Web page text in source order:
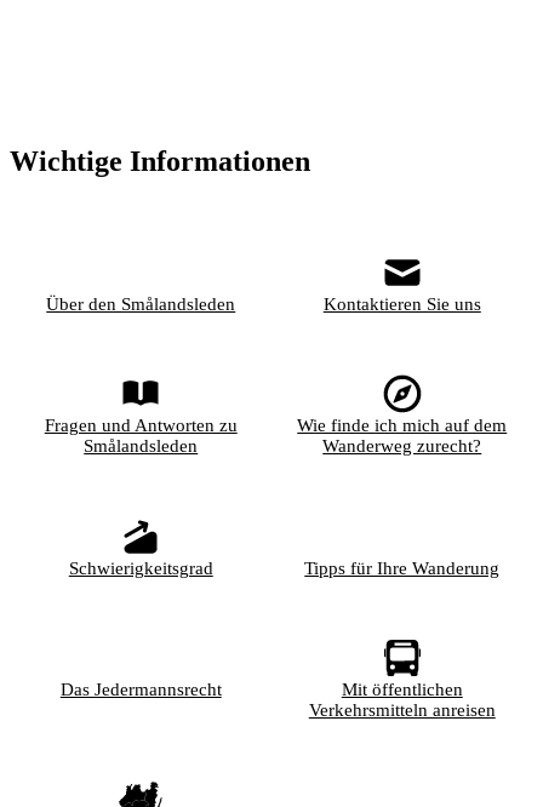
Wichtige Informationen
Über den Smålandsleden Kontaktieren Sie uns
Fragen und Antworten zu
Smålandsleden
Wie finde ich mich auf dem
Wanderweg zurecht?
Schwierigkeitsgrad Tipps für Ihre Wanderung
Das Jedermannsrecht
Mit öffentlichen
Verkehrsmitteln anreisen